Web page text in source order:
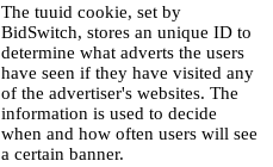
The tuuid cookie, set by
BidSwitch, stores an unique ID to
determine what adverts the users
have seen if they have visited any
of the advertiser's websites. The
information is used to decide
when and how often users will see
a certain banner.